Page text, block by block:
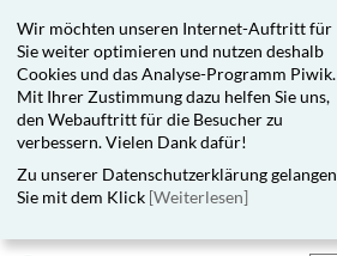
Wir möchten unseren Internet-Auftritt für
Sie weiter optimieren und nutzen deshalb
Cookies und das Analyse-Programm Piwik.
Mit Ihrer Zustimmung dazu helfen Sie uns,
den Webauftritt für die Besucher zu
verbessern. Vielen Dank dafür!
Zu unserer Datenschutzerklärung gelangen
Sie mit dem Klick [Weiterlesen]